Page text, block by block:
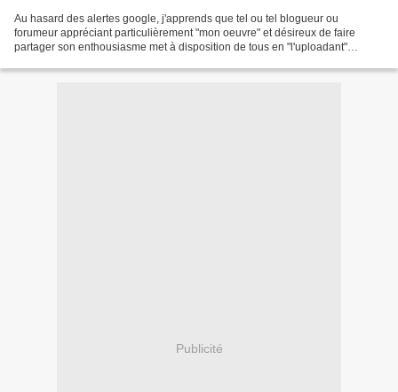
Au hasard des alertes google, j'apprends que tel ou tel blogueur ou
forumeur appréciant particulièrement "mon oeuvre" et désireux de faire
partager son enthousiasme met à disposition de tous en "l'uploadant"
Publicité